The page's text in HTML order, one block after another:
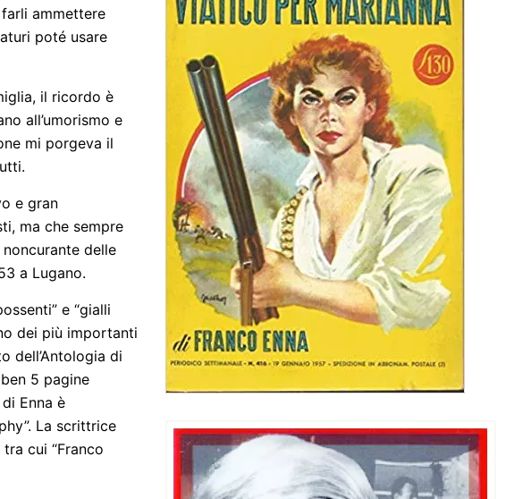
ammettere
poté usare
il ricordo è
all’umorismo e
mi porgeva il
e gran
ma che sempre
delle
a Lugano.
e “gialli
dei più importanti
dell’Antologia di
5 pagine
Enna è
La scrittrice
cui “Franco